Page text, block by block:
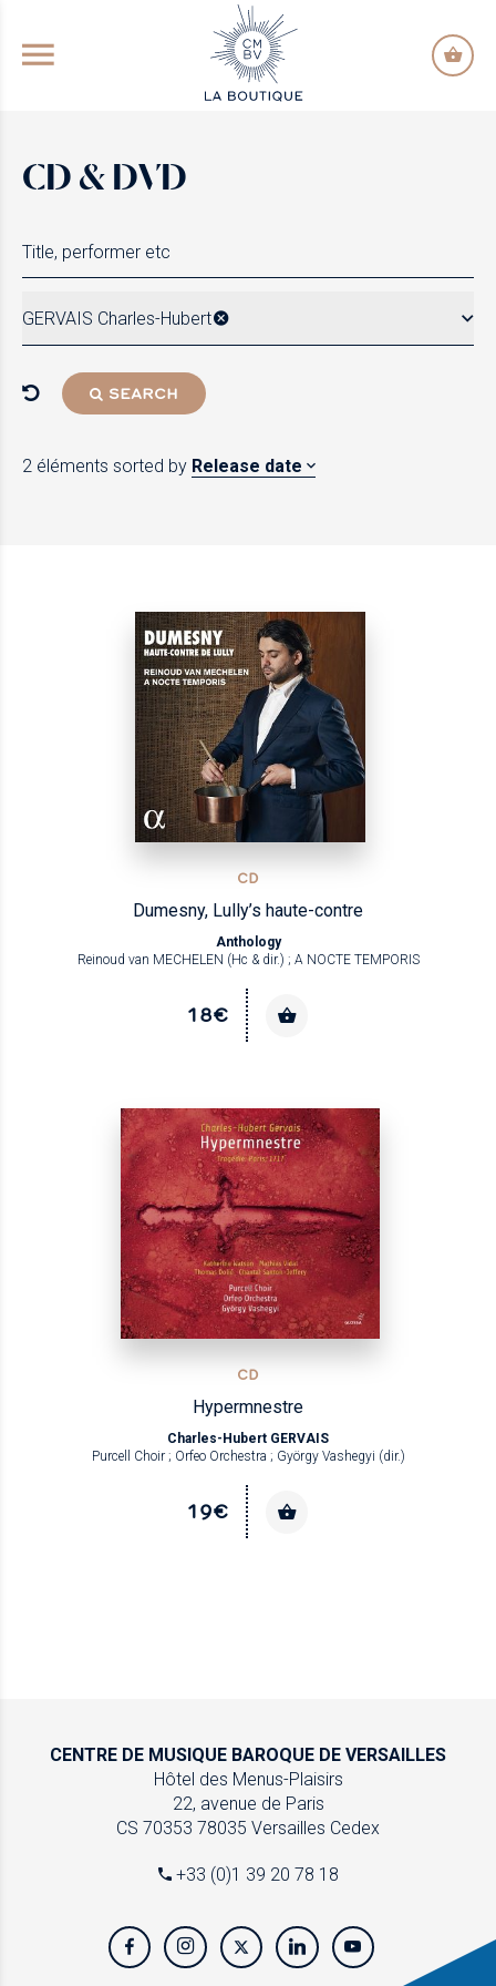
GO TO PRINCIPAL CONTENT
CD & DVD
GERVAIS Charles-Hubert
SEARCH
2 éléments sorted by Release date
CD
Dumesny, Lully’s haute-contre
Anthology
Reinoud van MECHELEN (Hc & dir.) ; A NOCTE TEMPORIS
18€
CD
Hypermnestre
Charles-Hubert GERVAIS
Purcell Choir ; Orfeo Orchestra ; György Vashegyi (dir.)
19€
CENTRE DE MUSIQUE BAROQUE DE VERSAILLES
Hôtel des Menus-Plaisirs
22, avenue de Paris
CS 70353 78035 Versailles Cedex
+33 (0)1 39 20 78 18